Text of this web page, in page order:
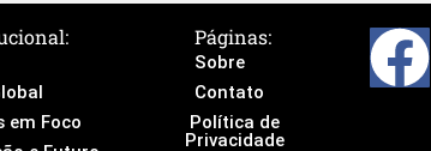
em Foco
Páginas:
Sobre
Contato
Política de
Privacidade